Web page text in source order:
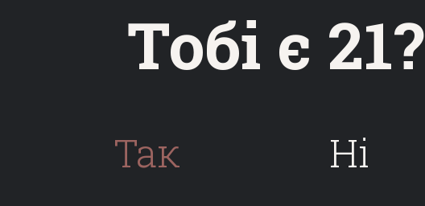
Тобі є 21?
Так Нi
EXPORT